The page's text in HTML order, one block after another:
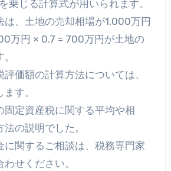
乗じる計算式が用いられます。
は、土地の売却相場が1,000万円
万円 × 0.7 = 700万円が土地の
価額の計算方法については、
す。
固定資産税に関する平均や相
の説明でした。
に関するご相談は、税務専門家
せください。